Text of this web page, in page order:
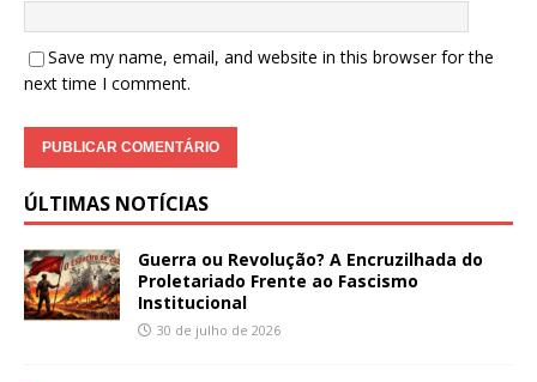
Save my name, email, and website in this browser for the
next time I comment.
ÚLTIMAS NOTÍCIAS
Guerra ou Revolução? A Encruzilhada do
Proletariado Frente ao Fascismo
Institucional
30 de julho de 2026